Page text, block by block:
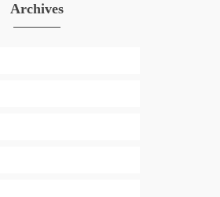
Archives